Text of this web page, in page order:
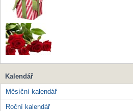
Kalendář
Měsíční kalendář
Roční kalendář